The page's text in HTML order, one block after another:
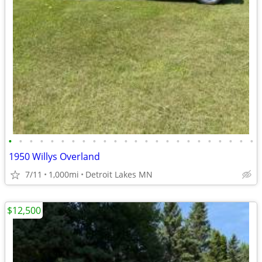
• • • • • • • • • • • • • • • • • • • • • • • •
1950 Willys Overland
7/11 1,000mi Detroit Lakes MN
$12,500